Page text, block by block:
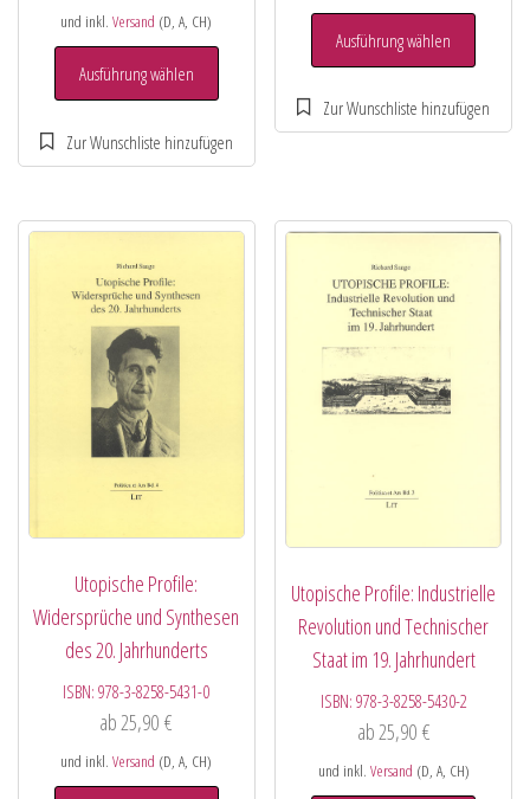
und inkl.Versand (D, A, CH)
Ausführung wählen
Ausführung wählen
Utopische Profile:
Widersprüche und Synthesen
des 20. Jahrhunderts
ISBN:978-3-8258-5431-0
ab25,90€
und inkl.Versand (D, A, CH)
Utopische Profile: Industrielle
Revolution und Technischer
Staat im 19. Jahrhundert
ISBN: 978-3-8258-5430-2
ab25,90 €
und inkl. Versand (D, A, CH)